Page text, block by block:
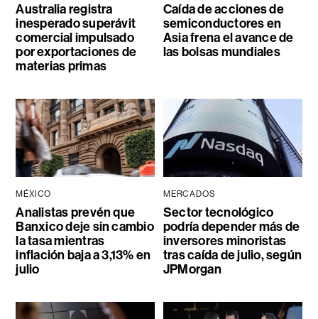
Australia registra
inesperado superávit
comercial impulsado
por exportaciones de
materias primas
Caída de acciones de
semiconductores en
Asia frena el avance de
las bolsas mundiales
MÉXICO
Analistas prevén que
Banxico deje sin cambio
la tasa mientras
inflación baja a 3,13% en
julio
MERCADOS
Sector tecnológico
podría depender más de
inversores minoristas
tras caída de julio, según
JPMorgan